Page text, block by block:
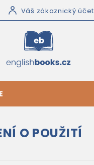
Váš zákaznický účet
O POUŽITÍ